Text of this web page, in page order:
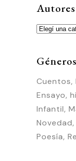
Autores
Géneros
Cuentos
Ensayo
Infantil
Novedad
Poesía